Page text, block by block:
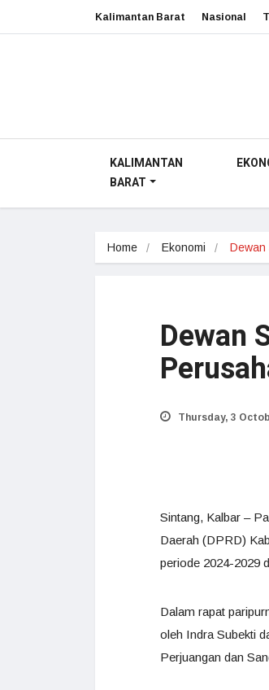
Kalimantan Barat Nasional
KALIMANTAN
BARAT
Home Ekonomi
Dewan
Thursday, 3
Sintang, Kalbar –
Daerah (DPRD)
periode 2024-2029
Dalam rapat
oleh Indra Subekti
Perjuangan dan